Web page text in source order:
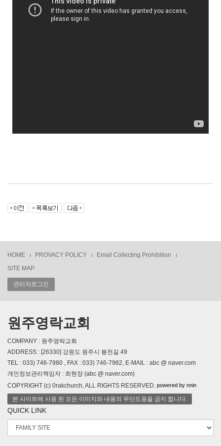
HOME PROVACY POLICY
Email Collecting Prohibition
SITE MAP
관리자로그인
원주영락교회
COMPANY : 원주영락교회
ADDRESS : [26330] 강원도 원주시 봉천길 49
TEL : 033) 746-7980 , FAX : 033) 746-7982, E-MAIL : abc @ naver.com
개인정보관리책임자 : 최현장 (abc @ naver.com)
COPYRIGHT (c) 0rakchurch, ALL RIGHTS RESERVED. powered by nnin
본 사이트에 사용 된 모든 이미지와 내용의 무단도용을 금지 합니다.
QUICK LINK